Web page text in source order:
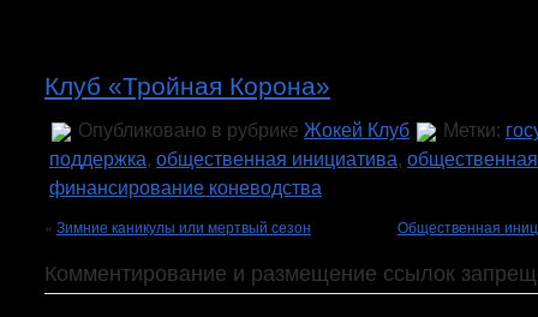
Клуб «Тройная Корона»
Опубликовано в рубрике Жокей Клуб Метки:
поддержка, общественная инициатива,
финансирование коневодства
« Зимние каникулы или мертвый сезон Общественная
Комментирование и размещение ссылок